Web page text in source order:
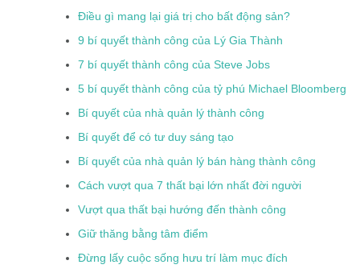
Điều gì mang lại giá trị cho bất động sản?
9 bí quyết thành công của Lý Gia Thành
7 bí quyết thành công của Steve Jobs
5 bí quyết thành công của tỷ phú Michael Bloomberg
Bí quyết của nhà quản lý thành công
Bí quyết để có tư duy sáng tạo
Bí quyết của nhà quản lý bán hàng thành công
Cách vượt qua 7 thất bại lớn nhất đời người
Vượt qua thất bại hướng đến thành công
Giữ thăng bằng tâm điểm
Đừng lấy cuộc sống hưu trí làm mục đích